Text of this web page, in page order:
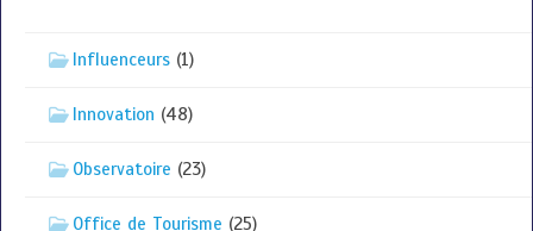
Influenceurs (1)
Innovation (48)
Observatoire (23)
Office de Tourisme (25)